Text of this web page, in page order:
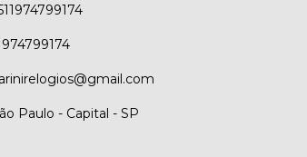
Paulo - Capital - SP